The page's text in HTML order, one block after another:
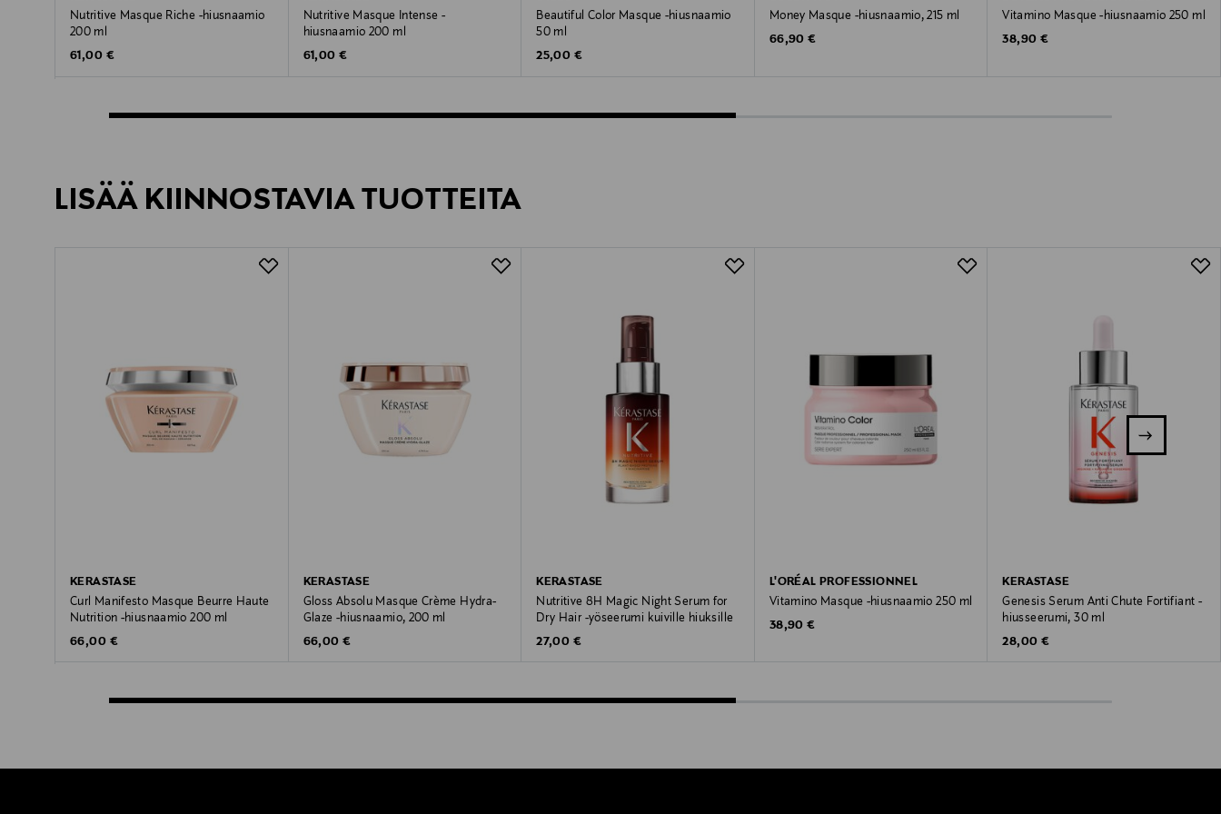
Nutritive Masque Riche -hiusnaamio
200 ml
Original Price
61,00 €
Nutritive Masque Intense -
hiusnaamio 200 ml
Original Price
61,00 €
Beautiful Color Masque -hiusnaamio
50 ml
Original Price
25,00 €
Money Masque -hiusnaamio, 215 ml
Original Price
66,90 €
Vitamino Masque -hiusnaamio 250 ml
Original Price
38,90 €
LISÄÄ KIINNOSTAVIA TUOTTEITA
KERASTASE
Curl Manifesto Masque Beurre Haute
Nutrition -hiusnaamio 200 ml
Original Price
66,00 €
KERASTASE
Gloss Absolu Masque Crème Hydra-
Glaze -hiusnaamio, 200 ml
Original Price
66,00 €
KERASTASE
Nutritive 8H Magic Night Serum for
Dry Hair -yöseerumi kuiville hiuksille
Original Price
27,00 €
L'ORÉAL PROFESSIONNEL
Vitamino Masque -hiusnaamio 250 ml
Original Price
38,90 €
KERASTASE
Genesis Serum Anti Chute Fortifiant -
hiusseerumi, 30 ml
Original Price
28,00 €